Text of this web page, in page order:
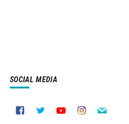
SOCIAL MEDIA